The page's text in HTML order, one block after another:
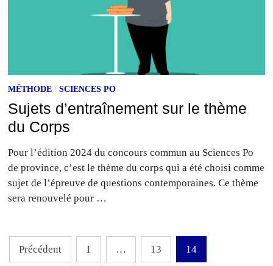
MÉTHODE /SCIENCES PO
Sujets d’entraînement sur le thème
du Corps
Pour l’édition 2024 du concours commun au Sciences Po
de province, c’est le thème du corps qui a été choisi comme
sujet de l’épreuve de questions contemporaines. Ce thème
sera renouvelé pour …
Pagination
Précédent 1 … 13 14